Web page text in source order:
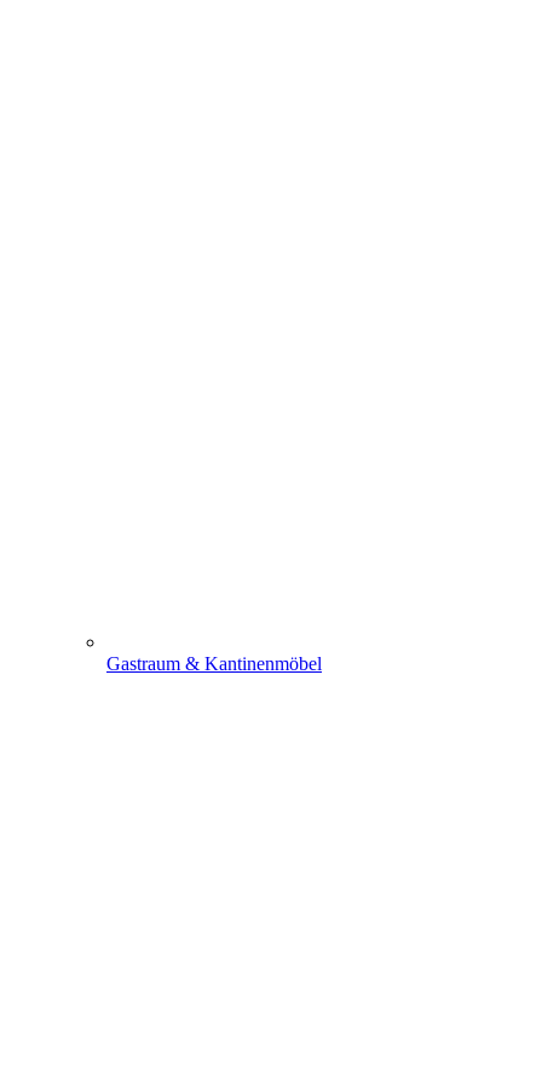
Gastraum & Kantinenmöbel